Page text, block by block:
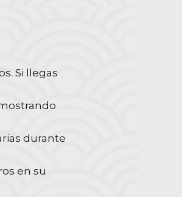
Si llegas
durante
en su